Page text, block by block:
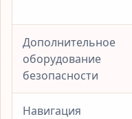
Дополнительное
оборудование
безопасности
Навигация